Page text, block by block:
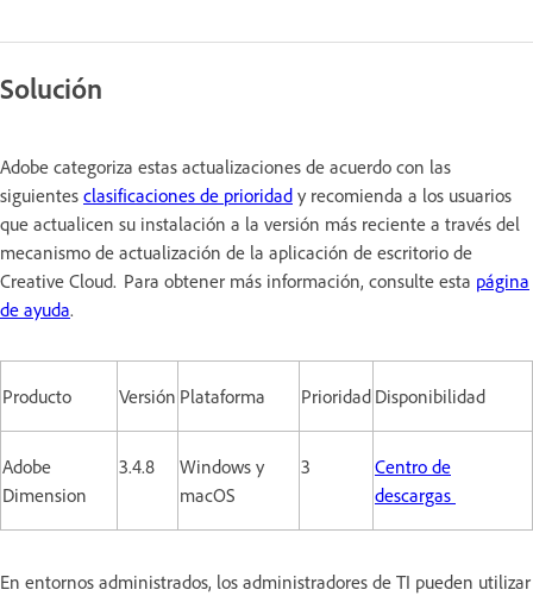
Solución
Adobe categoriza estas actualizaciones de acuerdo con las
siguientes clasificaciones de prioridad y recomienda a los usuarios
que actualicen su instalación a la versión más reciente a través del
mecanismo de actualización de la aplicación de escritorio de
Creative Cloud. Para obtener más información, consulte esta página
de ayuda.
Producto Versión Plataforma Prioridad Disponibilidad
Adobe
Dimension
3.4.8
Windows y
macOS
3
Centro de
descargas
En entornos administrados, los administradores de TI pueden utilizar